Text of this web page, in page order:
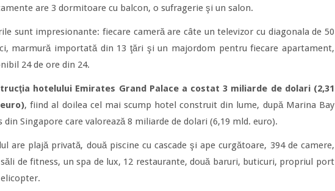
are 3 dormitoare cu balcon, o sufragerie şi un salon.
sunt impresionante: fiecare cameră are câte un televizor cu diagonala de 50
marmură importată din 13 ţări şi un majordom pentru fiecare apartament,
24 de ore din 24.
hotelului Emirates Grand Palace a costat 3 miliarde de dolari (2,31
, fiind al doilea cel mai scump hotel construit din lume, după Marina Bay
din Singapore care valorează 8 miliarde de dolari (6,19 mld. euro).
are plajă privată, două piscine cu cascade şi ape curgătoare, 394 de camere,
de fitness, un spa de lux, 12 restaurante, două baruri, buticuri, propriul port